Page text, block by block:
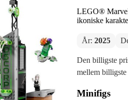
LEGO® Marvel
ikoniske
År: 2025
Den billigste
mellem billigste
Minifigs